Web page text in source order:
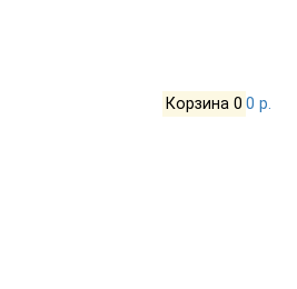
Корзина 0 0 р.